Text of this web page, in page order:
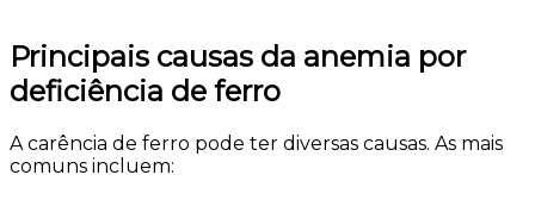
Principais causas da anemia por
deficiência de ferro
A carência de ferro pode ter diversas causas. As mais
comuns incluem: